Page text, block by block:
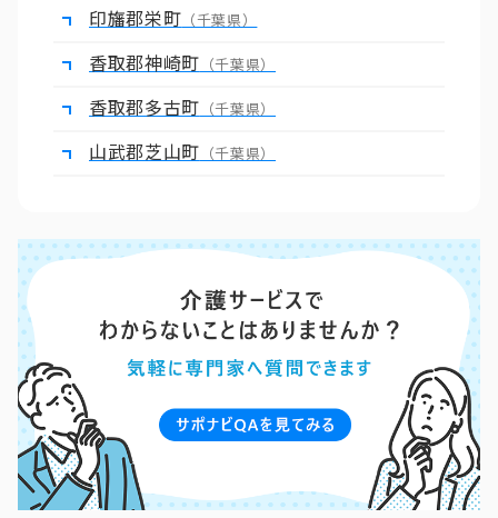
印旛郡栄町 （千葉県）
香取郡神崎町 （千葉県）
香取郡多古町 （千葉県）
山武郡芝山町 （千葉県）